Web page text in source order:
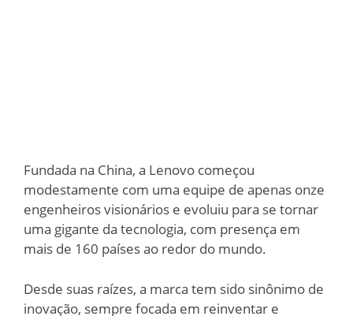
Fundada na China, a Lenovo começou
modestamente com uma equipe de apenas onze
engenheiros visionários e evoluiu para se tornar
uma gigante da tecnologia, com presença em
mais de 160 países ao redor do mundo.
Desde suas raízes, a marca tem sido sinônimo de
inovação, sempre focada em reinventar e